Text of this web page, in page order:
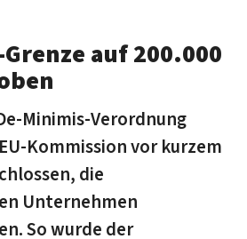
auf 200.000
Minimis-Verordnung
Kommission vor kurzem
die
Unternehmen
So wurde der